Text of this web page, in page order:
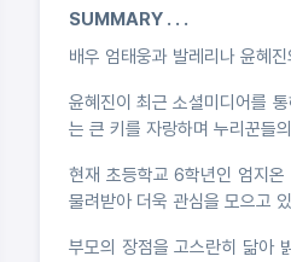
SUMMARY . . .
배우 엄태웅과 발레리나 윤혜
윤혜진이 최근 소셜미디어를
는 큰 키를 자랑하며 누리꾼들
현재 초등학교 6학년인 엄지
물려받아 더욱 관심을 모으고
부모의 장점을 고스란히 닮아